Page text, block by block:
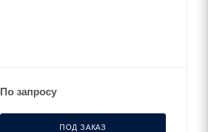
По запросу
ПОД ЗАКАЗ